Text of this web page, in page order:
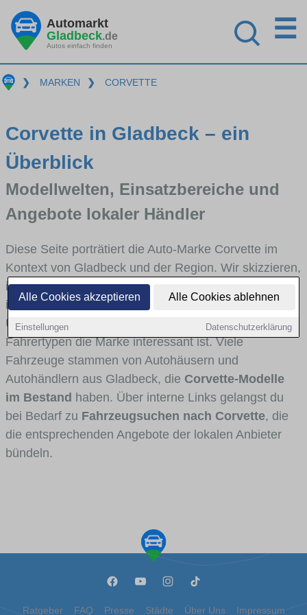
Alle Cookies akzeptieren Alle Cookies ablehnen
Einstellungen Datenschutzerklärung
Automarkt
Gladbeck.de
Autos einfach finden
☰
❯ MARKEN ❯ CORVETTE
Corvette in Gladbeck – ein
Überblick
Modellwelten, Einsatzbereiche und
Angebote lokaler Händler
Diese Seite porträtiert die Auto-Marke Corvette im
Kontext von Gladbeck und der Region. Wir skizzieren,
in welchen Fahrzeugklassen Corvette stark vertreten
ist, welche Modellreihen häufig im Stadt- und
Umlandverkehr zu sehen sind und für welche
Fahrertypen die Marke interessant ist. Viele
Fahrzeuge stammen von Autohäusern und
Autohändlern aus Gladbeck, die Corvette-Modelle
im Bestand haben. Über interne Links gelangst du
bei Bedarf zu Fahrzeugsuchen nach Corvette, die
die entsprechenden Angebote der lokalen Anbieter
bündeln.
Ratgeber FAQ Presse Städte Über Uns Impressum